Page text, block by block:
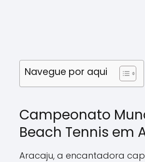
Navegue por aqui
Campeonato
Beach Tennis em
Aracaju, a encantadora